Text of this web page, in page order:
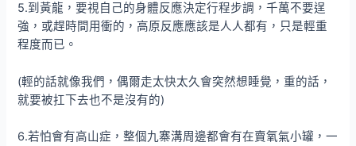
5.到黃龍，要視自己的身體反應決定行程步調，千萬不要逞
強，或趕時間用衝的，高原反應應該是人人都有，只是輕重
程度而已。
(輕的話就像我們，偶爾走太快太久會突然想睡覺，重的話，
就要被扛下去也不是沒有的)
6.若怕會有高山症，整個九寨溝周邊都會有在賣氧氣小罐，一